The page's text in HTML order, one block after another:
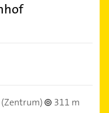
(Zentrum)
311 m